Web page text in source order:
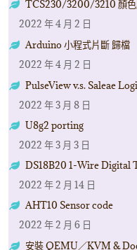
TCS230/3200/3210 顏色
2022 年 4 月 2 日
Arduino 小程式片斷 歸檔
2022 年 4 月 2 日
PulseView v.s. Saleae
2022 年 3 月 8 日
U8g2 porting
2022 年 3 月 3 日
DS18B20 1-Wire Digital
2022 年 2 月 14 日
AHT10 Sensor code
2022 年 2 月 6 日
安裝 QEMU／KVM &